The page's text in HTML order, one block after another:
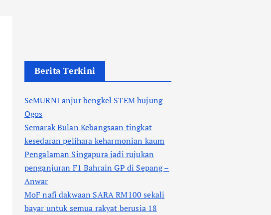
Berita Terkini
SeMURNI anjur bengkel STEM hujung
Ogos
Semarak Bulan Kebangsaan tingkat
kesedaran pelihara keharmonian kaum
Pengalaman Singapura jadi rujukan
penganjuran F1 Bahrain GP di Sepang –
Anwar
MoF nafi dakwaan SARA RM100 sekali
bayar untuk semua rakyat berusia 18